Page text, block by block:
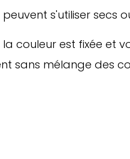
s'utiliser secs
couleur est fixée et
mélange des